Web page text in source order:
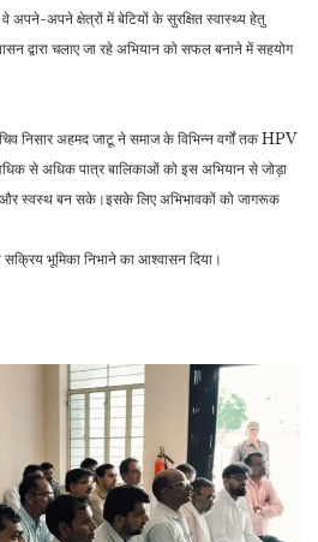
अपने-अपने क्षेत्रों में बेटियों के सुरक्षित स्वास्थ्य हेतु
द्वारा चलाए जा रहे अभियान को सफल बनाने में सहयोग
निसार अहमद जाटू ने समाज के विभिन्न वर्गों तक HPV
से अधिक पात्र बालिकाओं को इस अभियान से जोड़ा
और स्वस्थ बन सके।इसके लिए अभिभावकों को जागरूक
भूमिका निभाने का आश्वासन दिया।